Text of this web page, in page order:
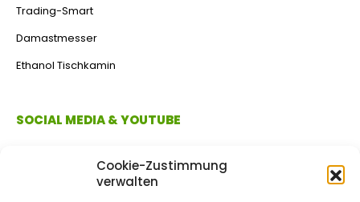
Cookie-Zustimmung
verwalten
Trading-Smart
Damastmesser
Ethanol Tischkamin
SOCIAL MEDIA & YOUTUBE